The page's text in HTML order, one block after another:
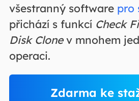
všestranný software pro
přichází s funkcí Check
Disk Clonev mnohem
operaci.
Zdarma ke